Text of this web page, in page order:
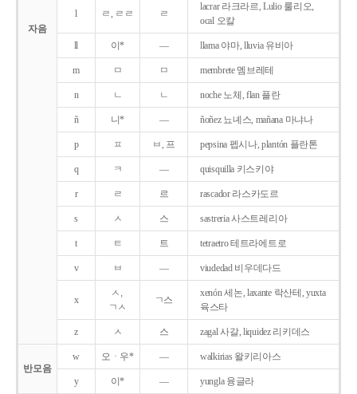
자음
l ㄹ, ㄹㄹ ㄹ
lacrar 라크라르, Lulio 룰리오,
ocal 오칼
ll 이* ― llama 야마, lluvia 유비아
m ㅁ ㅁ membrete 멤브레테
n ㄴ ㄴ noche 노체, flan 플란
ñ 니* ― ñoñez 뇨녜스, mañana 마냐나
p ㅍ ㅂ, 프 pepsina 펩시나, plantón 플란톤
q ㅋ ― quisquilla 키스키야
r ㄹ 르 rascador 라스카도르
s ㅅ 스 sastreria 사스트레리아
t ㅌ 트 tetraetro 테트라에트로
v ㅂ ― viudedad 비우데다드
x
ㅅ,
ㄱㅅ
ㄱ스
xenón 세논, laxante 락산테, yuxta
육스타
z ㅅ 스 zagal 사갈, liquidez 리키데스
반모음
w 오ㆍ우* ― walkirias 왈키리아스
y 이* ― yungla 융글라